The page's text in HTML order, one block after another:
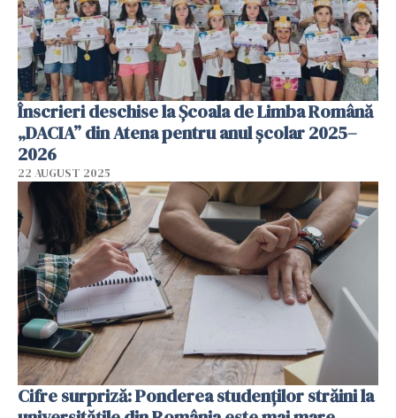
Înscrieri deschise la Școala de Limba Română
„DACIA” din Atena pentru anul școlar 2025–
2026
22 AUGUST 2025
Cifre surpriză: Ponderea studenţilor străini la